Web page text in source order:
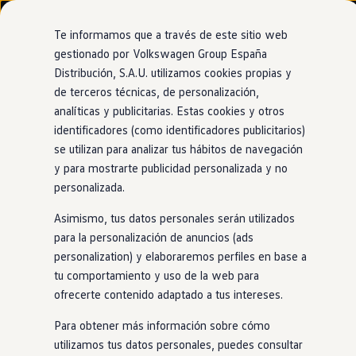
Ir
directamente
al contenido
Ir
directamente
al pie de
página
Nuevo ID. Cross
Vehículos Comerciales
Compra y ofertas
Volkswagen nuevo en stock
Volkswagen de ocasión
Financiación
My Renting
My Way
Seguros
Empresas
Autoescuelas
Eléctricos e híbridos
Más sobre híbridos
Plan Auto +
Etiquetas DGT
Simulador de autonomía, carga y ahorro
Carga y autonomía
Soluciones de carga
Tarifas de carga
Carga en casa
Modos de carga
Information
Todo lo que incluyeel
plan Standard
Mantenimiento
Servicio de mantenimiento con cambio de aceite
(flexible)
Inspección técnica
Te informamos que a través de este sitio web
gestionado por Volkswagen Group España
Distribución, S.A.U. utilizamos cookies propias y
de terceros técnicas, de personalización,
analíticas y publicitarias. Estas cookies y otros
identificadores (como identificadores publicitarios)
se utilizan para analizar tus hábitos de navegación
y para mostrarte publicidad personalizada y no
personalizada.
Asimismo, tus datos personales serán utilizados
para la personalización de anuncios (ads
personalization) y elaboraremos perfiles en base a
tu comportamiento y uso de la web para
ofrecerte contenido adaptado a tus intereses.
Para obtener más información sobre cómo
utilizamos tus datos personales, puedes consultar